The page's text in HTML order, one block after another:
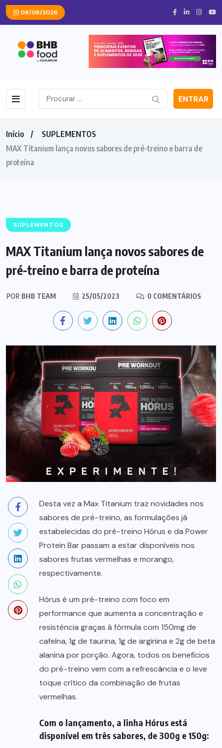
08/08/2026
ENTRAR
Início
SUPLEMENTOS
MAX Titanium lança novos sabores de pré-treino e barra de
proteína
SUPLEMENTOS
MAX Titanium lança novos sabores de
pré-treino e barra de proteína
POR BHB TEAM 25/05/2023 0 COMENTÁRIOS
Desta vez a Max Titanium traz novidades nos
sabores de pré-treino, as formulações já
estabelecidas do pré-treino Hórus e da Power
Protein Bar passam a estar disponíveis nos
sabores frutas vermelhas e morango,
respectivamente.
Hórus é um pré-treino com foco em
performance que aumenta a concentração e
resistência graças à fórmula com 150mg de
cafeína, 1g de taurina, 1g de arginina e 2g de beta
alanina por porção. Agora, todos os benefícios
do pré-treino vem com a refrescância e o leve
toque crítico da combinação de frutas
vermelhas.
Com o lançamento, a linha Hórus está
disponível em três sabores, de 300g e 150g: